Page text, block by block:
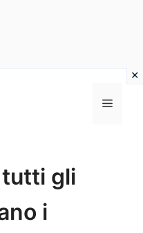
Menu
gli
i